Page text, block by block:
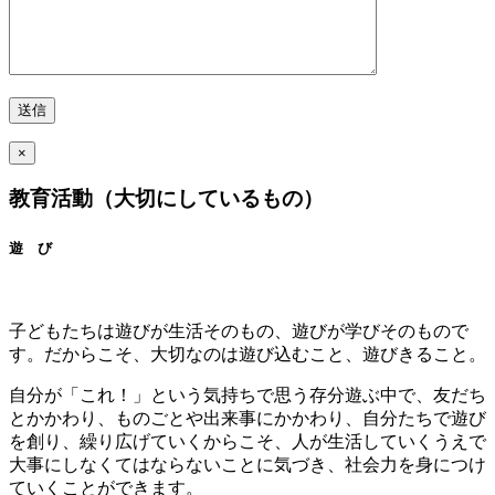
×
教育活動（大切にしているもの）
遊 び
子どもたちは遊びが生活そのもの、遊びが学びそのもので
す。だからこそ、大切なのは遊び込むこと、遊びきること。
自分が「これ！」という気持ちで思う存分遊ぶ中で、友だち
とかかわり、ものごとや出来事にかかわり、自分たちで遊び
を創り、繰り広げていくからこそ、人が生活していくうえで
大事にしなくてはならないことに気づき、社会力を身につけ
ていくことができます。